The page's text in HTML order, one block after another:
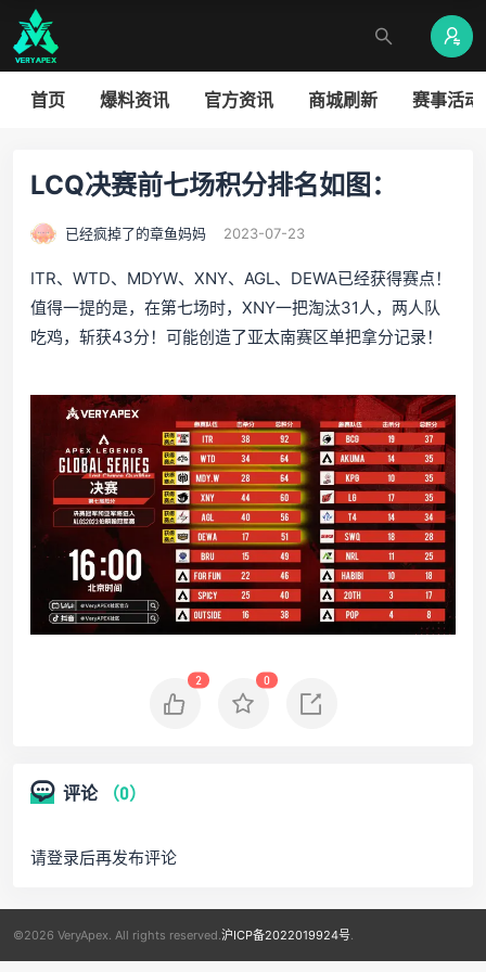
首页 爆料资讯 官方资讯 商城刷新 赛事活动
LCQ决赛前七场积分排名如图：
已经疯掉了的章鱼妈妈 2023-07-23
ITR、WTD、MDYW、XNY、AGL、DEWA已经获得赛点！
值得一提的是，在第七场时，XNY一把淘汰31人，两人队
吃鸡，斩获43分！可能创造了亚太南赛区单把拿分记录！
2 0
评论 （0）
请登录后再发布评论
©2026 VeryApex. All rights reserved. 沪ICP备2022019924号